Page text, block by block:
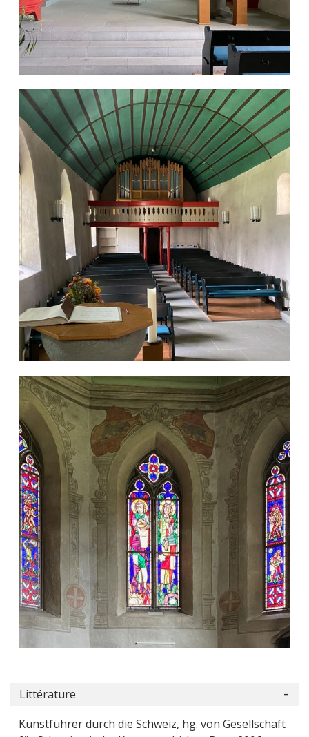
Littérature
Kunstführer durch die Schweiz, hg. von Gesellschaft